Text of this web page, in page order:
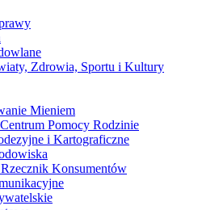
Zdrowia, Sportu i Kultury
Mieniem
Pomocy Rodzinie
i Kartograficzne
Konsumentów